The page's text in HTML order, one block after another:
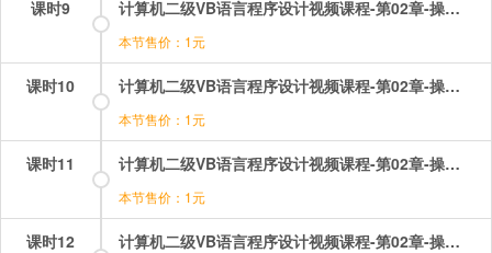
课时9 计算机二级VB语言程序设计视频课程-第02章-操作：对象的属性.mp4
本节售价：1元
课时10 计算机二级VB语言程序设计视频课程-第02章-操作：对象的方法.mp4
本节售价：1元
课时11 计算机二级VB语言程序设计视频课程-第02章-操作：对象的概念.mp4
本节售价：1元
课时12 计算机二级VB语言程序设计视频课程-第02章-操作：属性的设置方式.mp4